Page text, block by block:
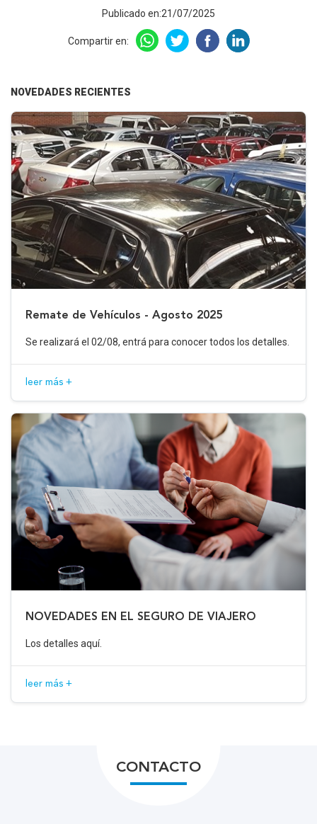
Publicado en:21/07/2025
Compartir en:
NOVEDADES RECIENTES
Remate de Vehículos - Agosto 2025
Se realizará el 02/08, entrá para conocer todos los detalles.
leer más +
NOVEDADES EN EL SEGURO DE VIAJERO
Los detalles aquí.
leer más +
CONTACTO